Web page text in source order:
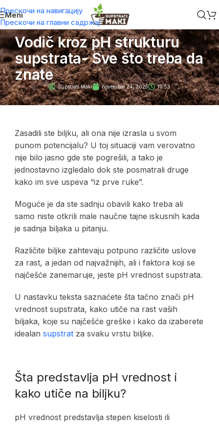
Прескочи на навигацију
Прескочи на главни садржај
Meni
Vodič kroz pH strukturu
supstrata- Sve što treba da
znate
Supstrati Maki novembar 24, 2025 10:53
Zasadili ste biljku, ali ona nije izrasla u svom
punom potencijalu? U toj situaciji vam verovatno
nije bilo jasno gde ste pogrešili, a tako je
jednostavno izgledalo dok ste posmatrali druge
kako im sve uspeva “iz prve ruke”.
Moguće je da ste sadnju obavili kako treba ali
samo niste otkrili male naučne tajne iskusnih kada
je sadnja biljaka u pitanju.
Različite biljke zahtevaju potpuno različite uslove
za rast, a jedan od najvažnijih, ali i faktora koji se
najčešće zanemaruje, jeste pH vrednost supstrata.
U nastavku teksta saznaćete šta tačno znači pH
vrednost supstrata, kako utiče na rast vaših
biljaka, koje su najčešće greške i kako da izaberete
idealan supstrat za svaku vrstu biljke.
Šta predstavlja pH vrednost i
kako utiče na biljku?
pH vrednost predstavlja stepen kiselosti ili